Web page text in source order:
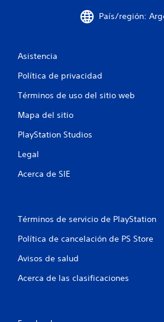
País/región:
Asistencia
Política de privacidad
Términos de uso del sitio web
Mapa del sitio
PlayStation Studios
Legal
Acerca de SIE
Términos de servicio de PlayStation
Política de cancelación de PS Store
Avisos de salud
Acerca de las clasificaciones